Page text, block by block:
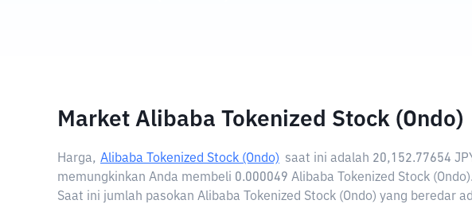
Market Alibaba Tokenized Stock (Ondo)
Harga, Alibaba Tokenized Stock (Ondo) saat ini adalah 20,152.77654
memungkinkan Anda membeli 0.000049 Alibaba Tokenized Stock (Ondo).
Saat ini jumlah pasokan Alibaba Tokenized Stock (Ondo) yang beredar